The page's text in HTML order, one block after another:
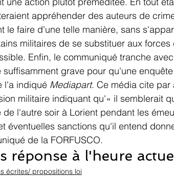
appréhender des auteurs de
le faire d'une telle manière, sans
militaires de se substituer aux
Enfin, le communiqué tranche
suffisamment grave pour qu'une
l'a indiqué Mediapart. Ce média cite par
militaire indiquant qu'« il semblerait
de l'autre soir à Lorient pendant les
éventuelles sanctions qu'il entend
de la FORFUSCO.
réponse à l'heure
écrites/ propositions loi